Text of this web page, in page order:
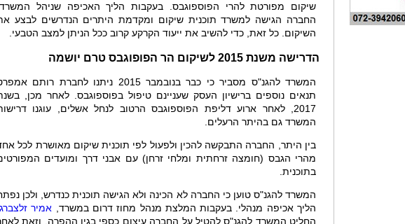
שיקום מפורטת להרי הפוספוגבס. בעקבות הליך האכיפה שניהל
החברה הגישה למשרד תוכנית שיקום ומקדמת היתרים הנדרשים לבצע
השיקום. כל זאת, כדי להשיב את ייעוד הקרקע קרוב ככל הניתן למצב הטבעי.
הדרישה משנת 2015 לשיקום הר הפופוגבס טרם יושמה
המשרד להגנ"ס מסביר כי כבר בנובמבר 2015 ניתנו לחברת רותם
תנאים נוספים ברישיון העסק שעניינם טיפול בפוספוגבס. לאחר מכן,
2017, לאחר ארוע דליפת הפוספוגבס הרטוב לנחל אשלים, עוגנו
המשרד גם בהיתר הרעלים.
בין היתר, החברה התבקשה להכין ולפעול לפי תוכנית שיקום מאושרת לכל
מהרי הגבס (חומצה זרחתית ומלחי זרחן) עם אבני דרך ומועדים
בתוכנית.
המשרד להגנ"ס טוען כי החברה לא הכינה ולא הגישה תוכנית כנדרש, ולכן
הליך אכיפה מנהלי. בעקבות המלצת מנהל מחוז דרום במשרד, אמיר זלצברג
החליט המשרד להגנ"ס להטיל על החברה עיצום כספי בגין ההפרה, וזאת